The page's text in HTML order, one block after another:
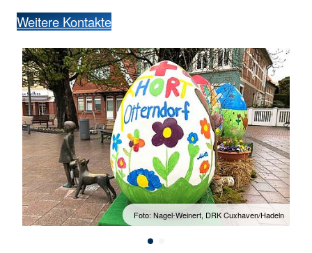
Weitere Kontakte
Foto: Nagel-Weinert, DRK Cuxhaven/Hadeln